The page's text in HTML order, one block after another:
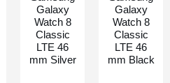
Galaxy
Watch 8
Classic
LTE 46
mm Silver
Galaxy
Watch 8
Classic
LTE 46
mm Black